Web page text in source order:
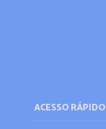
ACESSO RÁPIDO